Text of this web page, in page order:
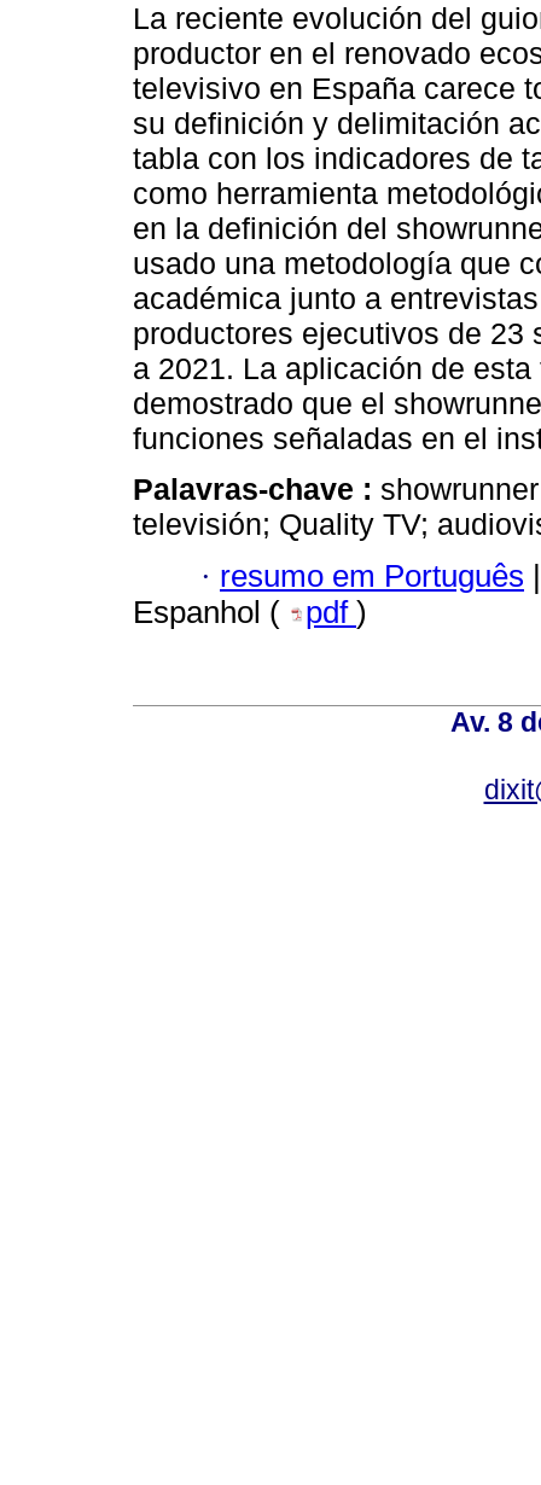
La reciente evolución del
productor en el renovado
televisivo en España carece
su definición y delimitación
tabla con los indicadores de
como herramienta
en la definición del
usado una metodología que
académica junto a
productores ejecutivos de 23
a 2021. La aplicación de
demostrado que el
funciones señaladas en el
Palavras-chave :
televisión; Quality TV;
· resumo em Português |
Espanhol (
pdf )
Av. 8